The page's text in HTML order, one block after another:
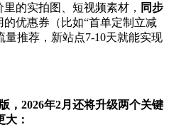
的实拍图、短视频素材， 同步
的优惠券（比如“首单定制立减
量推荐，新站点7-10天就能实现
，2026年2月还将升级两个关键
：